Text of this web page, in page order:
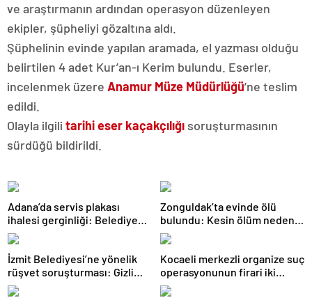
ve araştırmanın ardından operasyon düzenleyen
ekipler, şüpheliyi gözaltına aldı.
Şüphelinin evinde yapılan aramada, el yazması olduğu
belirtilen 4 adet Kur’an-ı Kerim bulundu. Eserler,
incelenmek üzere Anamur Müze Müdürlüğü’ne teslim
edildi.
Olayla ilgili tarihi eser kaçakçılığı soruşturmasının
sürdüğü bildirildi.
Adana’da servis plakası
ihalesi gerginliği: Belediyeye
girmek isteyen gruba
müdahale
Zonguldak’ta evinde ölü
bulundu: Kesin ölüm nedeni
otopsiyle belirlenecek
İzmit Belediyesi’ne yönelik
rüşvet soruşturması: Gizli
kayıt ve ifade detayları
dosyada
Kocaeli merkezli organize suç
operasyonunun firari iki
şüphelisi yakalandı